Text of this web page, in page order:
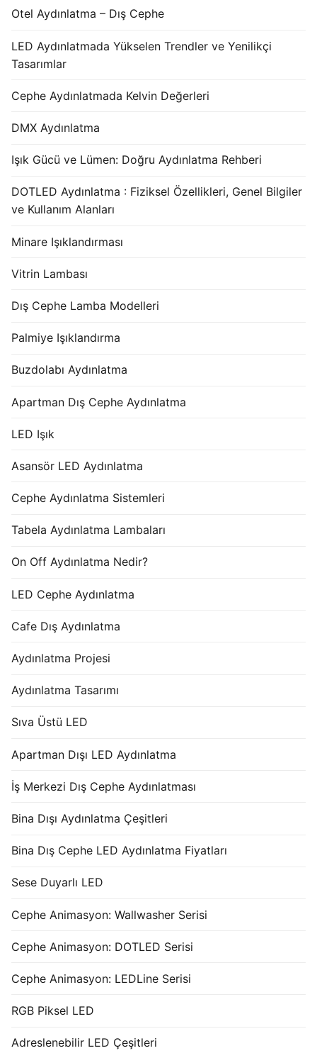
Otel Aydınlatma – Dış Cephe
LED Aydınlatmada Yükselen Trendler ve Yenilikçi
Tasarımlar
Cephe Aydınlatmada Kelvin Değerleri
DMX Aydınlatma
Işık Gücü ve Lümen: Doğru Aydınlatma Rehberi
DOTLED Aydınlatma : Fiziksel Özellikleri, Genel Bilgiler
ve Kullanım Alanları
Minare Işıklandırması
Vitrin Lambası
Dış Cephe Lamba Modelleri
Palmiye Işıklandırma
Buzdolabı Aydınlatma
Apartman Dış Cephe Aydınlatma
LED Işık
Asansör LED Aydınlatma
Cephe Aydınlatma Sistemleri
Tabela Aydınlatma Lambaları
On Off Aydınlatma Nedir?
LED Cephe Aydınlatma
Cafe Dış Aydınlatma
Aydınlatma Projesi
Aydınlatma Tasarımı
Sıva Üstü LED
Apartman Dışı LED Aydınlatma
İş Merkezi Dış Cephe Aydınlatması
Bina Dışı Aydınlatma Çeşitleri
Bina Dış Cephe LED Aydınlatma Fiyatları
Sese Duyarlı LED
Cephe Animasyon: Wallwasher Serisi
Cephe Animasyon: DOTLED Serisi
Cephe Animasyon: LEDLine Serisi
RGB Piksel LED
Adreslenebilir LED Çeşitleri